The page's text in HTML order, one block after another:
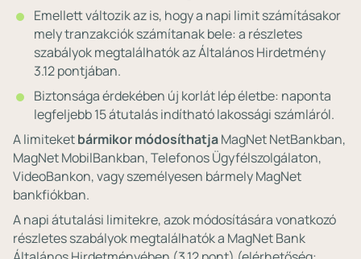
Emellett változik az is, hogy a napi limit számításakor
mely tranzakciók számítanak bele: a részletes
szabályok megtalálhatók az Általános Hirdetmény
3.12 pontjában.
Biztonsága érdekében új korlát lép életbe: naponta
legfeljebb 15 átutalás indítható lakossági számláról.
A limiteketbármikor módosíthatjaMagNet NetBankban,
MagNet MobilBankban, Telefonos Ügyfélszolgálaton,
VideoBankon, vagy személyesen bármely MagNet
bankfiókban.
A napi átutalási limitekre, azok módosítására vonatkozó
részletes szabályok megtalálhatók a MagNet Bank